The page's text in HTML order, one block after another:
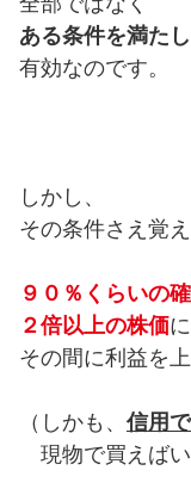
ある条件を満た
有効なのです。
しかし、
その条件さえ覚
９０％くらいの
２倍以上の株価
その間に利益を
（しかも、 信用
現物で買えばい